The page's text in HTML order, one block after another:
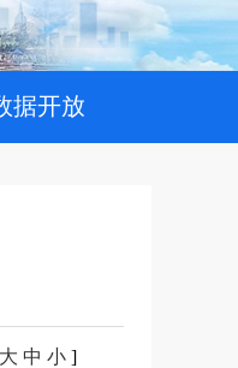
据开放
大 中 小 ]